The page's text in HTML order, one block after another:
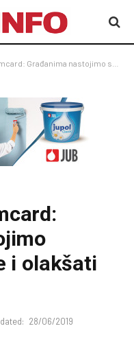
nastojimo smanjiti troškove i olakšati plaćanje
i olakšati
28/06/2019